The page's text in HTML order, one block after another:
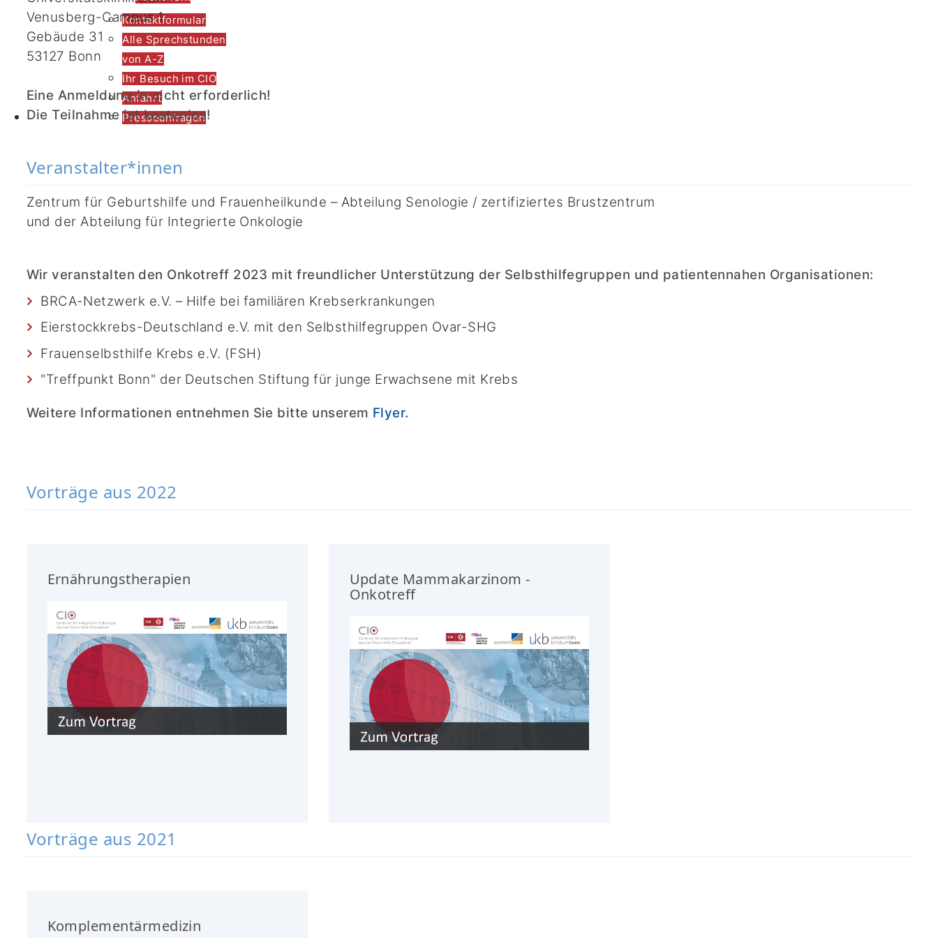
Kontakt
Kontaktformular
Alle Sprechstunden
von A-Z
Ihr Besuch im CIO
Anfahrt
Presseanfragen
Venusberg-Campus 1
Gebäude 31
53127 Bonn
Eine Anmeldung in nicht erforderlich!
Die Teilnahme ist kostenlos!
Veranstalter*innen
Zentrum für Geburtshilfe und Frauenheilkunde – Abteilung Senologie / zertifiziertes Brustzentrum
und der Abteilung für Integrierte Onkologie
Wir veranstalten den Onkotreff 2023 mit freundlicher Unterstützung der Selbsthilfegruppen und patientennahen Organisationen:
BRCA-Netzwerk e.V. – Hilfe bei familiären Krebserkrankungen
Eierstockkrebs-Deutschland e.V. mit den Selbsthilfegruppen Ovar-SHG
Frauenselbsthilfe Krebs e.V. (FSH)
"Treffpunkt Bonn" der Deutschen Stiftung für junge Erwachsene mit Krebs
Weitere Informationen entnehmen Sie bitte unserem Flyer.
Vorträge aus 2022
Ernährungstherapien
Update Mammakarzinom -
Onkotreff
Vorträge aus 2021
Komplementärmedizin